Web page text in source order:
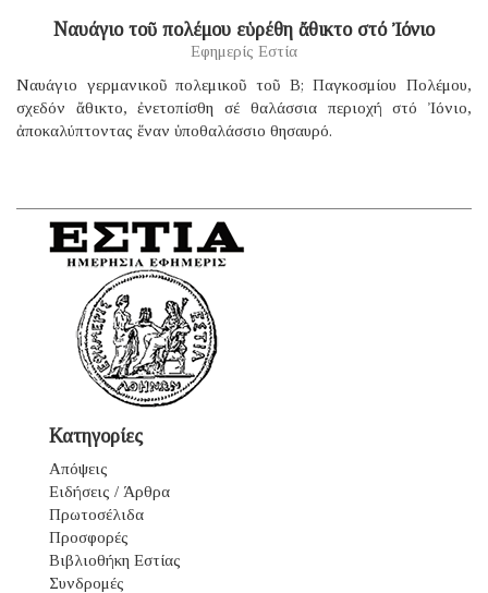
Ναυάγιο τοῦ πολέμου εὑρέθη ἄθικτο στό Ἰόνιο
Εφημερίς Εστία
Ναυάγιο γερμανικοῦ πολεμικοῦ τοῦ B; Παγκοσμίου Πολέμου,
σχεδόν ἄθικτο, ἐνετοπίσθη σέ θαλάσσια περιοχή στό Ἰόνιο,
ἀποκαλύπτοντας ἕναν ὑποθαλάσσιο θησαυρό.
Κατηγορίες
Απόψεις
Ειδήσεις / Άρθρα
Πρωτοσέλιδα
Προσφορές
Βιβλιοθήκη Εστίας
Συνδρομές